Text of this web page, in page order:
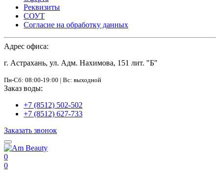
Реквизиты
СОУТ
Согласие на обработку данных
Адрес офиса:
г. Астрахань, ул. Адм. Нахимова, 151 лит. "Б"
Пн-Сб: 08:00-19:00 | Вс: выходной
Заказ воды:
+7 (8512) 502-502
+7 (8512) 627-733
Заказать звонок
0
0